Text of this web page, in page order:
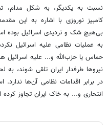
نسبت به یکدیگر، به شکل مدام،
کامبیز نوروزی با اشاره به این
بی‌هیچ شک و تردیدی اسرائیل بوده
به عملیات نظامی علیه اسرائیل
حماس یا حزب‌الله و... علیه اسرائیل
نیروها طرفدار ایران تلقی شوند، به
در برابر اقدامات نظامی آن‌ها ندارد.
انتحاری و... به خاک ایران تجاوز